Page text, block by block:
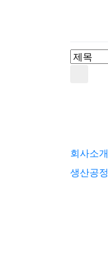
회사소개
생산공정